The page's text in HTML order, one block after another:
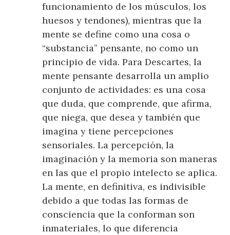
funcionamiento de los músculos, los
huesos y tendones), mientras que la
mente se define como una cosa o
“substancia” pensante, no como un
principio de vida. Para Descartes, la
mente pensante desarrolla un amplio
conjunto de actividades: es una cosa
que duda, que comprende, que afirma,
que niega, que desea y también que
imagina y tiene percepciones
sensoriales. La percepción, la
imaginación y la memoria son maneras
en las que el propio intelecto se aplica.
La mente, en definitiva, es indivisible
debido a que todas las formas de
consciencia que la conforman son
inmateriales, lo que diferencia